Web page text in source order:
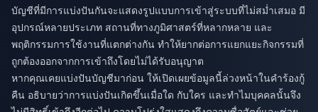
บัญชีที่มีการแบ่งปันกันจะแสดงรูปแบบการเข้าสู่ระบบที่ไม่สม่ำเสมอ มี
อุปกรณ์หลายประเภท สถานที่ทางภูมิศาสตร์ที่หลากหลาย และ
พฤติกรรมการใช้งานที่แตกต่างกัน ทำให้ยากต่อการแยกแยะกิจกรรมที่
ถูกต้องออกจากการเข้าถึงโดยไม่ได้รับอนุญาต
หากคุณเคยแบ่งปันบัญชีมาก่อน ให้เปิดเผยข้อมูลนี้ล่วงหน้าในคำร้องกู้
คืน อธิบายว่าการแบ่งปันเกิดขึ้นเมื่อใด กับใคร และทำไมบุคคลนั้นจึง